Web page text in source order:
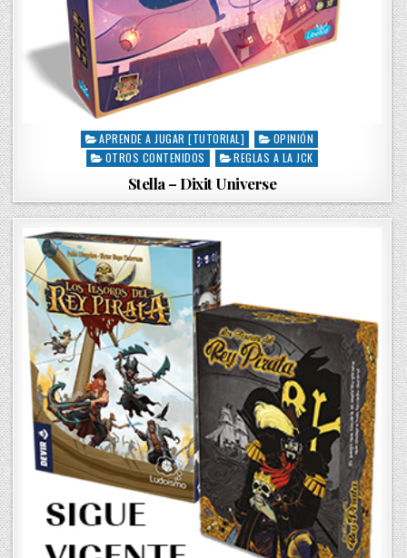
P
e
d
i
n
APRENDE A JUGAR [TUTORIAL]
OPINIÓN
OTROS CONTENIDOS
REGLAS A LA JCK
Stella – Dixit Universe